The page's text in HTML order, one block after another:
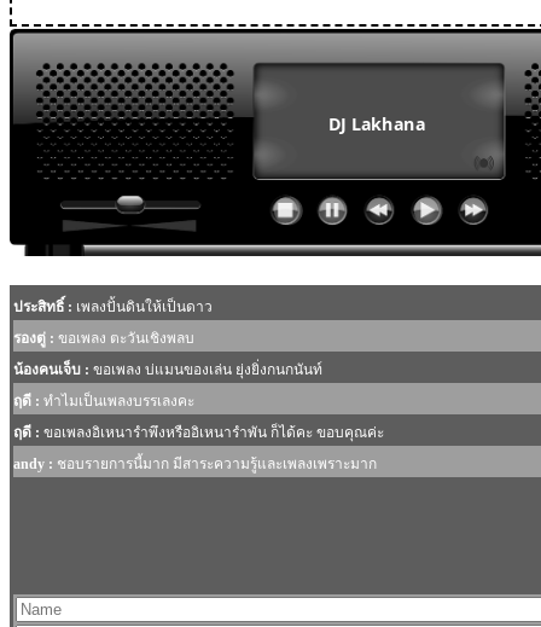
MODULE SBAHJAOUI YOUTUBE
MODULE SBAHJAOUI MEMORY GAME
MODULE SBAHJAOUI ACCORDION MENU